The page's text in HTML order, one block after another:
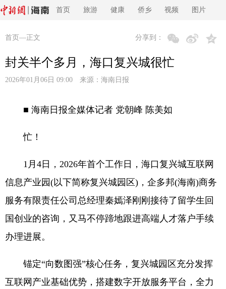
首页 旅游 健康 侨乡 视频 图片
首页 —正文 分享到：
封关半个多月，海口复兴城很忙
2026年01月06日 09:00 来源： 海南日报
■ 海南日报全媒体记者 党朝峰 陈美如
忙！
1月4日，2026年首个工作日，海口复兴城互联网
信息产业园(以下简称复兴城园区)，企多邦(海南)商务
服务有限责任公司总经理秦嫣泽刚刚接待了留学生回
国创业的咨询，又马不停蹄地跟进高端人才落户手续
办理进展。
锚定“向数图强”核心任务，复兴城园区充分发挥
互联网产业基础优势，搭建数字开放服务平台，全力